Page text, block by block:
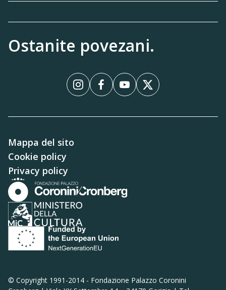
Ostanite povezani.
InstagramInstagram
FacebookFacebook
YouTubeYouTube
XX
Mappa del sito
Cookie policy
Privacy policy
© Copyright 1991-2014 - Fondazione Palazzo Coronini